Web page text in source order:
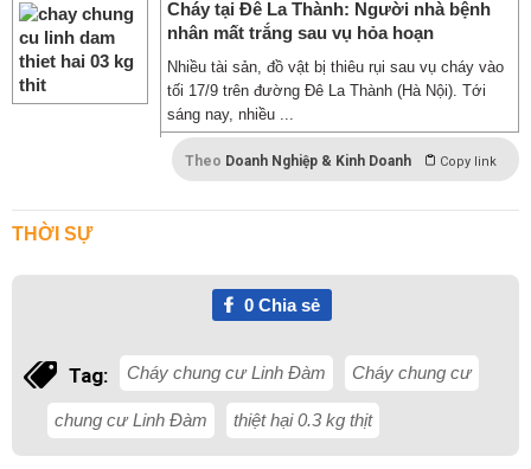
Cháy tại Đê La Thành: Người nhà bệnh
nhân mất trắng sau vụ hỏa hoạn
Nhiều tài sản, đồ vật bị thiêu rụi sau vụ cháy vào
tối 17/9 trên đường Đê La Thành (Hà Nội). Tới
sáng nay, nhiều ...
Theo Doanh Nghiệp & Kinh Doanh Copy link
THỜI SỰ
0Chia sẻ
Tag: Cháy chung cư Linh Đàm Cháy chung cư
chung cư Linh Đàm thiệt hại 0.3 kg thịt